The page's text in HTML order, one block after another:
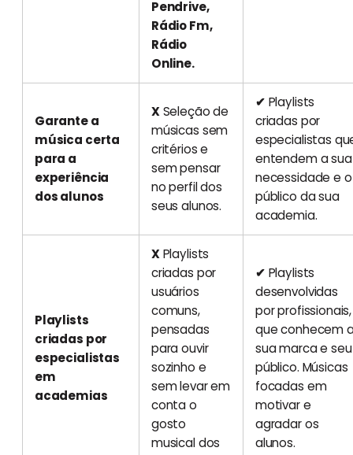
Pendrive,
Rádio Fm,
Rádio
Online.
Garante a
música certa
para a
experiência
dos alunos
XSeleção de
músicas sem
critérios e
sem pensar
no perfil dos
seus alunos.
✔ Playlists
criadas por
especialistas
entendem a sua
necessidade e o
público da sua
academia.
Playlists
criadas por
especialistas
em
academias
XPlaylists
criadas por
usuários
comuns,
pensadas
para ouvir
sozinho e
sem levar em
conta o
gosto
musical dos
✔ Playlists
desenvolvidas
por profissionais,
que conhecem
sua marca e seu
público. Músicas
focadas em
motivar e
agradar os
alunos.